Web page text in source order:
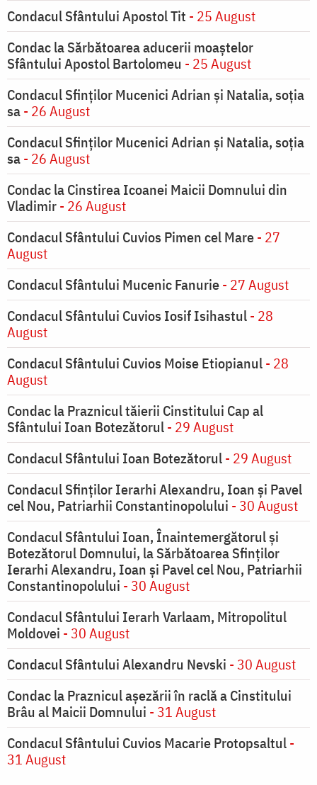
Condacul Sfântului Apostol Tit - 25 August
Condac la Sărbătoarea aducerii moaştelor
Sfântului Apostol Bartolomeu - 25 August
Condacul Sfinţilor Mucenici Adrian şi Natalia, soţia
sa- 26 August
Condacul Sfinţilor Mucenici Adrian şi Natalia, soţia
sa- 26 August
Condac la Cinstirea Icoanei Maicii Domnului din
Vladimir- 26 August
Condacul Sfântului Cuvios Pimen cel Mare- 27
August
Condacul Sfântului Mucenic Fanurie- 27 August
Condacul Sfântului Cuvios Iosif Isihastul- 28
August
Condacul Sfântului Cuvios Moise Etiopianul- 28
August
Condac la Praznicul tăierii Cinstitului Cap al
Sfântului Ioan Botezătorul- 29 August
Condacul Sfântului Ioan Botezătorul- 29 August
Condacul Sfinţilor Ierarhi Alexandru, Ioan şi Pavel
cel Nou, Patriarhii Constantinopolului - 30 August
Condacul Sfântului Ioan, Înaintemergătorul şi
Botezătorul Domnului, la Sărbătoarea Sfinţilor
Ierarhi Alexandru, Ioan şi Pavel cel Nou, Patriarhii
Constantinopolului - 30 August
Condacul Sfântului Ierarh Varlaam, Mitropolitul
Moldovei - 30 August
Condacul Sfântului Alexandru Nevski - 30 August
Condac la Praznicul aşezării în raclă a Cinstitului
Brâu al Maicii Domnului - 31 August
Condacul Sfântului Cuvios Macarie Protopsaltul-
31 August